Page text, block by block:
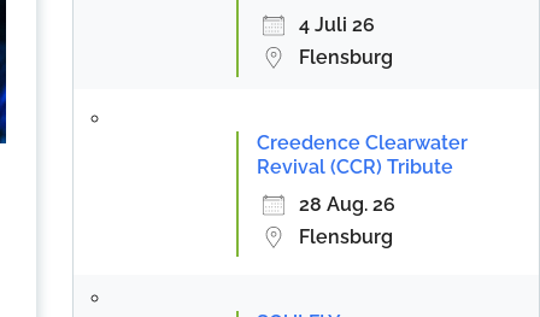
4 Juli 26
Flensburg
Creedence Clearwater
Revival (CCR) Tribute
28 Aug. 26
Flensburg